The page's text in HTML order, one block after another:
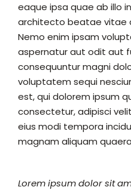
eaque ipsa quae ab illo
architecto beatae vitae
Nemo enim ipsam
aspernatur aut odit aut
consequuntur magni
voluptatem sequi
est, qui dolorem ipsum
consectetur, adipisci
eius modi tempora
magnam aliquam
Lorem ipsum dolor sit